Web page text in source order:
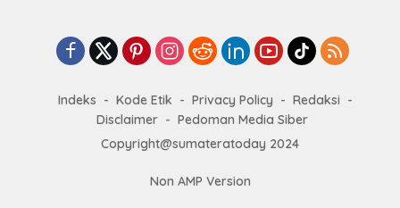
Indeks Kode Etik Privacy Policy
Redaksi
Disclaimer
Pedoman Media Siber
Copyright@sumateratoday 2024
Non AMP Version